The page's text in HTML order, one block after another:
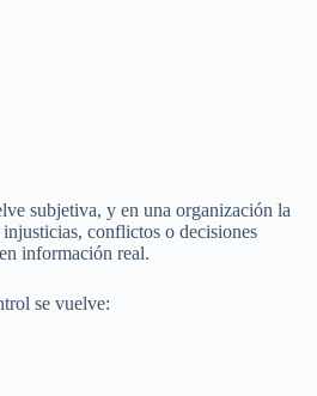
subjetiva, y en una organización la
conflictos o decisiones
información real.
se vuelve: